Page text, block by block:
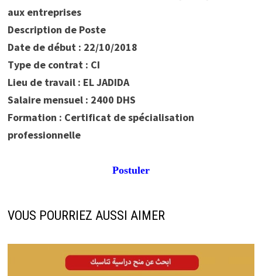
aux entreprises
Description de Poste
Date de début : 22/10/2018
Type de contrat : CI
Lieu de travail : EL JADIDA
Salaire mensuel : 2400 DHS
Formation : Certificat de spécialisation
professionnelle
Postuler
VOUS POURRIEZ AUSSI AIMER